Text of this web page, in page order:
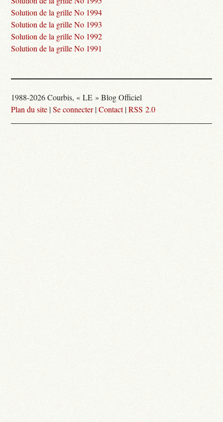
Solution de la grille No 1994
Solution de la grille No 1993
Solution de la grille No 1992
Solution de la grille No 1991
1988-2026 Courbis, « LE » Blog Officiel
Plan du site |Se connecter|Contact|RSS 2.0